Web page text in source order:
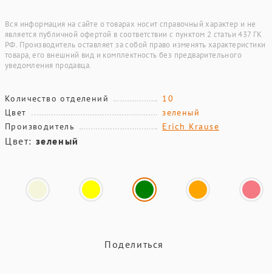
Вся информация на сайте о товарах носит справочный характер и не
является публичной офертой в соответствии с пунктом 2 статьи 437 ГК
РФ. Производитель оставляет за собой право изменять характеристики
товара, его внешний вид и комплектность без предварительного
уведомления продавца.
Количество отделений
10
Цвет
зеленый
Производитель
Erich Krause
Цвет: зеленый
Поделиться